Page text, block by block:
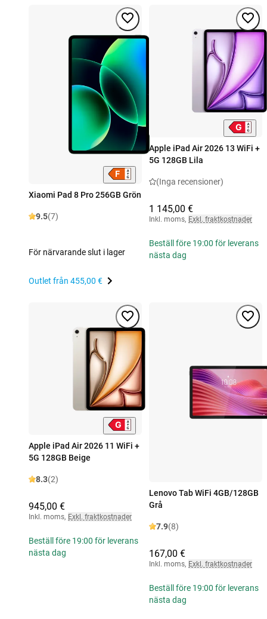
Xiaomi Pad 8 Pro 256GB Grön
9.5(7)
För närvarande slut i lager
Outlet från 455,00 €
Apple iPad Air 2026 13 WiFi +
5G 128GB Lila
(Inga recensioner)
1 145,00 €
Inkl. moms, Exkl. fraktkostnader
Beställ före 19:00 för leverans
nästa dag
Apple iPad Air 2026 11 WiFi +
5G 128GB Beige
8.3(2)
945,00 €
Inkl. moms, Exkl. fraktkostnader
Beställ före 19:00 för leverans
nästa dag
Lenovo Tab WiFi 4GB/128GB
Grå
7.9(8)
167,00 €
Inkl. moms, Exkl. fraktkostnader
Beställ före 19:00 för leverans
nästa dag